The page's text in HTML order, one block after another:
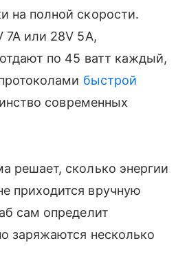
на полной скорости.
или 28V 5A,
по 45 ватт каждый,
быстрой
современных
решает, сколько энергии
приходится вручную
сам определит
заряжаются несколько